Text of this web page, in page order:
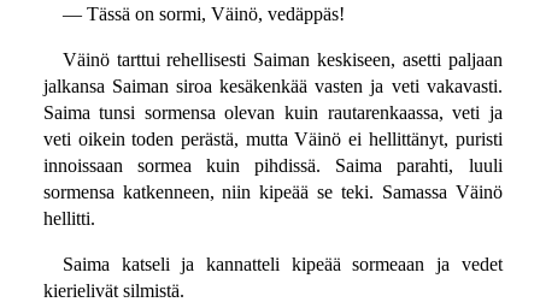
— Tässä on sormi, Väinö, vedäppäs!
Väinö tarttui rehellisesti Saiman keskiseen, asetti paljaan
jalkansa Saiman siroa kesäkenkää vasten ja veti vakavasti.
Saima tunsi sormensa olevan kuin rautarenkaassa, veti ja
veti oikein toden perästä, mutta Väinö ei hellittänyt, puristi
innoissaan sormea kuin pihdissä. Saima parahti, luuli
sormensa katkenneen, niin kipeää se teki. Samassa Väinö
hellitti.
Saima katseli ja kannatteli kipeää sormeaan ja vedet
kierielivät silmistä.